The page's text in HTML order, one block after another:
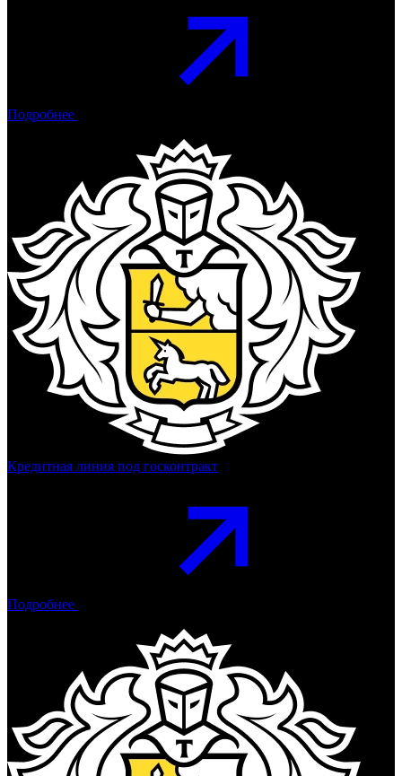
Подробнее
Кредитная линия под госконтракт
Подробнее